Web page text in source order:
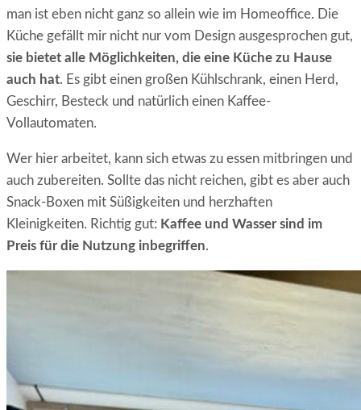
man ist eben nicht ganz so allein wie im Homeoffice. Die
Küche gefällt mir nicht nur vom Design ausgesprochen gut,
sie bietet alle Möglichkeiten, die eine Küche zu Hause
auch hat. Es gibt einen großen Kühlschrank, einen Herd,
Geschirr, Besteck und natürlich einen Kaffee-
Vollautomaten.
Wer hier arbeitet, kann sich etwas zu essen mitbringen und
auch zubereiten. Sollte das nicht reichen, gibt es aber auch
Snack-Boxen mit Süßigkeiten und herzhaften
Kleinigkeiten. Richtig gut: Kaffee und Wasser sind im
Preis für die Nutzung inbegriffen.